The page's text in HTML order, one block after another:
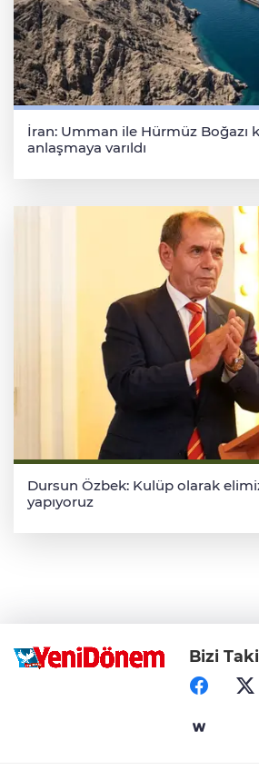
İran: Umman ile Hürmüz Boğazı
anlaşmaya varıldı
Dursun Özbek: Kulüp olarak
yapıyoruz
Bizi